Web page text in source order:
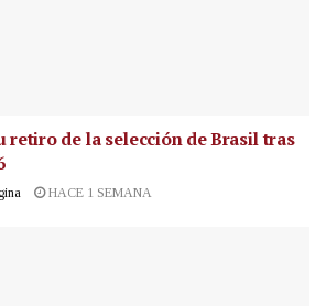
retiro de la selección de Brasil tras
HACE 1 SEMANA